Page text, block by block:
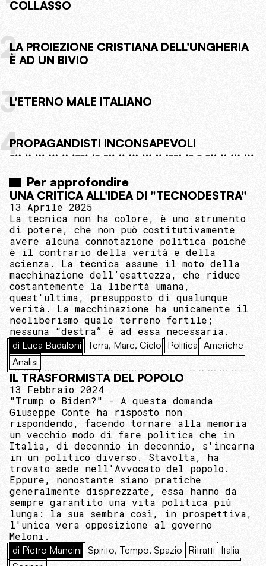
COLLASSO
2LA PROIEZIONE CRISTIANA DELL'UNGHERIA
È AD UN BIVIO
3L'ETERNO MALE ITALIANO
4PROPAGANDISTI INCONSAPEVOLI
Per approfondire
UNA CRITICA ALL'IDEA DI "TECNODESTRA"
13 Aprile 2025
La tecnica non ha colore, è uno strumento
di potere, che non può costitutivamente
avere alcuna connotazione politica poiché
è il contrario della verità e della
scienza. La tecnica assume il moto della
macchinazione dell’esattezza, che riduce
costantemente la libertà umana,
quest'ultima, presupposto di qualunque
verità. La macchinazione ha unicamente il
neoliberismo quale terreno fertile;
nessuna “destra” è ad essa necessaria.
di Luca Badaloni Terra, Mare, Cielo Politica Americhe
Analisi
IL TRASFORMISTA DEL POPOLO
13 Febbraio 2024
"Trump o Biden?" - A questa domanda
Giuseppe Conte ha risposto non
rispondendo, facendo tornare alla memoria
un vecchio modo di fare politica che in
Italia, di decennio in decennio, s'incarna
in un politico diverso. Stavolta, ha
trovato sede nell'Avvocato del popolo.
Eppure, nonostante siano pratiche
generalmente disprezzate, essa hanno da
sempre garantito una vita politica più
lunga: la sua sembra così, in prospettiva,
l'unica vera opposizione al governo
Meloni.
di Pietro Mancini Spirito, Tempo, Spazio Ritratti Italia